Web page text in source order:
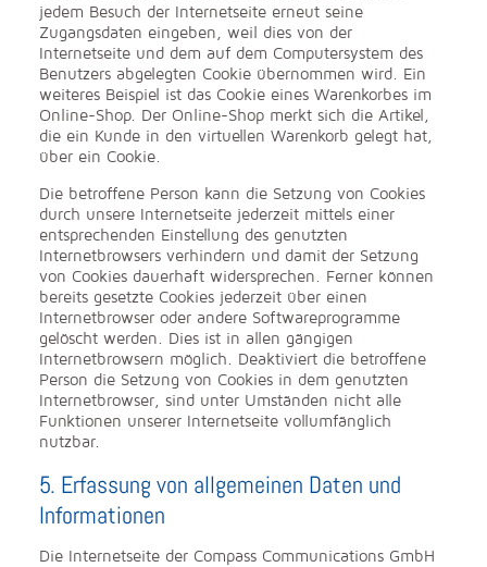
jedem Besuch der Internetseite erneut seine
Zugangsdaten eingeben, weil dies von der
Internetseite und dem auf dem Computersystem des
Benutzers abgelegten Cookie übernommen wird. Ein
weiteres Beispiel ist das Cookie eines Warenkorbes im
Online-Shop. Der Online-Shop merkt sich die Artikel,
die ein Kunde in den virtuellen Warenkorb gelegt hat,
über ein Cookie.
Die betroffene Person kann die Setzung von Cookies
durch unsere Internetseite jederzeit mittels einer
entsprechenden Einstellung des genutzten
Internetbrowsers verhindern und damit der Setzung
von Cookies dauerhaft widersprechen. Ferner können
bereits gesetzte Cookies jederzeit über einen
Internetbrowser oder andere Softwareprogramme
gelöscht werden. Dies ist in allen gängigen
Internetbrowsern möglich. Deaktiviert die betroffene
Person die Setzung von Cookies in dem genutzten
Internetbrowser, sind unter Umständen nicht alle
Funktionen unserer Internetseite vollumfänglich
nutzbar.
5. Erfassung von allgemeinen Daten und
Informationen
Die Internetseite der Compass Communications GmbH